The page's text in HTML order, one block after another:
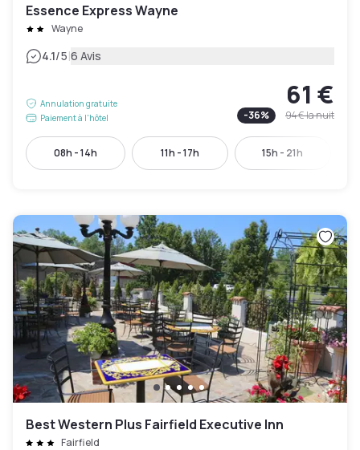
Essence Express Wayne
Wayne
4.1/5|6 Avis
Annulation gratuite
Paiement à l'hôtel
61 €
-36% 94 €la nuit
08h - 14h 11h - 17h 15h - 21h
Best Western Plus Fairfield Executive Inn
Fairfield